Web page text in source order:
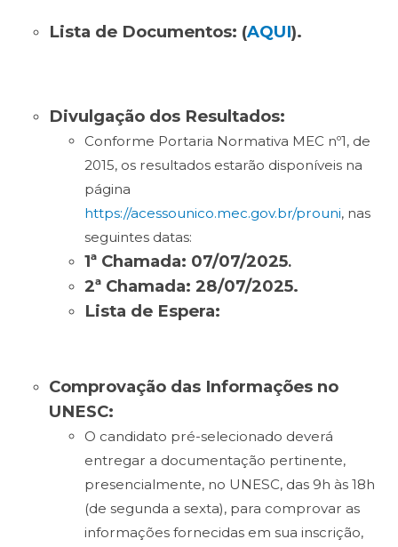
Lista de Documentos: (AQUI).
Divulgação dos Resultados:
Conforme Portaria Normativa MEC nº1, de
2015, os resultados estarão disponíveis na
página
https://acessounico.mec.gov.br/prouni, nas
seguintes datas:
1ª Chamada: 07/07/2025.
2ª Chamada: 28/07/2025.
Lista de Espera:
Comprovação das Informações no
UNESC:
O candidato pré-selecionado deverá
entregar a documentação pertinente,
presencialmente, no UNESC, das 9h às 18h
(de segunda a sexta), para comprovar as
informações fornecidas em sua inscrição,